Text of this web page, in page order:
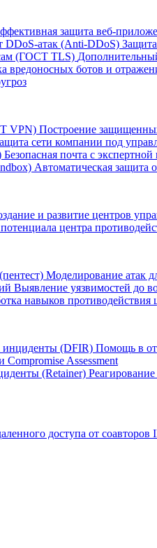
защита веб-
(Anti‑DDoS)
(ГОСТ TLS)
вредоносных ботов и
VPN) Построение
сети компании под
Безопасная почта с
Автоматическая защита
и развитие центров
центра
Моделирование атак
Выявление уязвимостей до
навыков противодействия
инциденты (DFIR) Помощь в
Compromise Assessment
(Retainer)
доступа от соавторов